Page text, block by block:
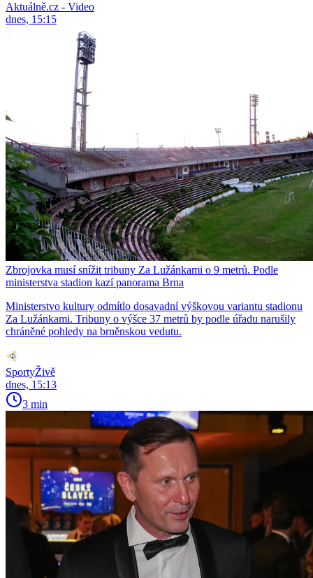
Aktuálně.cz - Video
dnes, 15:15
Zbrojovka musí snížit tribuny Za Lužánkami o 9 metrů. Podle
ministerstva stadion kazí panorama Brna
Ministerstvo kultury odmítlo dosavadní výškovou variantu stadionu
Za Lužánkami. Tribuny o výšce 37 metrů by podle úřadu narušily
chráněné pohledy na brněnskou vedutu.
SportyŽivě
dnes, 15:13
3 min